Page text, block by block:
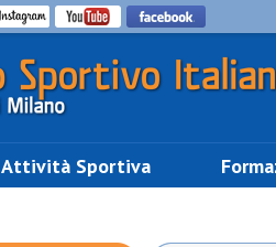
Attività Sportiva